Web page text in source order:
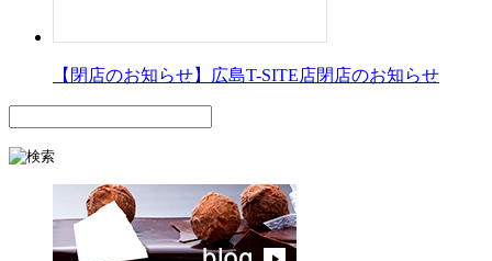
【閉店のお知らせ】広島T-SITE店閉店のお知らせ